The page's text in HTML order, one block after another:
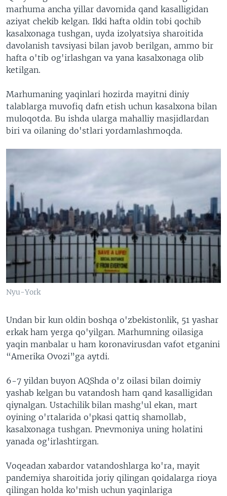
marhuma ancha yillar davomida qand kasalligidan
aziyat chekib kelgan. Ikki hafta oldin tobi qochib
kasalxonaga tushgan, uyda izolyatsiya sharoitida
davolanish tavsiyasi bilan javob berilgan, ammo bir
hafta o'tib og'irlashgan va yana kasalxonaga olib
ketilgan.
Marhumaning yaqinlari hozirda mayitni diniy
talablarga muvofiq dafn etish uchun kasalxona bilan
muloqotda. Bu ishda ularga mahalliy masjidlardan
biri va oilaning do'stlari yordamlashmoqda.
Nyu-York
Undan bir kun oldin boshqa o'zbekistonlik, 51 yashar
erkak ham yerga qo'yilgan. Marhumning oilasiga
yaqin manbalar u ham koronavirusdan vafot etganini
“Amerika Ovozi”ga aytdi.
6-7 yildan buyon AQShda o'z oilasi bilan doimiy
yashab kelgan bu vatandosh ham qand kasalligidan
qiynalgan. Ustachilik bilan mashg'ul ekan, mart
oyining o'rtalarida o'pkasi qattiq shamollab,
kasalxonaga tushgan. Pnevmoniya uning holatini
yanada og'irlashtirgan.
Voqeadan xabardor vatandoshlarga ko'ra, mayit
pandemiya sharoitida joriy qilingan qoidalarga rioya
qilingan holda ko'mish uchun yaqinlariga